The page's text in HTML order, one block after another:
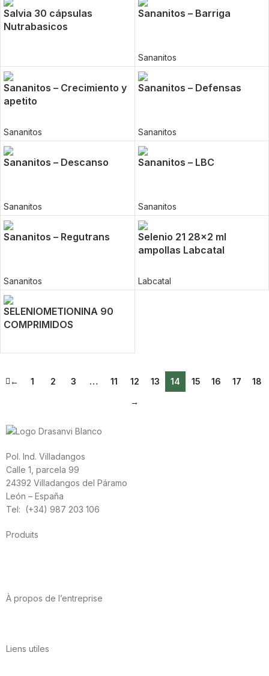
Salvia 30 cápsulas
Nutrabasicos
Sananitos – Barriga
Sananitos
Sananitos – Crecimiento y
apetito
Sananitos
Sananitos – Defensas
Sananitos
Sananitos – Descanso
Sananitos
Sananitos – LBC
Sananitos
Sananitos – Regutrans
Sananitos
Selenio 21 28×2 ml
ampollas Labcatal
Labcatal
SELENIOMETIONINA 90
COMPRIMIDOS
← 1 2 3 … 11 12 13 14 15 16 17
18
→
Pol. Ind. Villadangos
Calle 1, parcela 99
24392 Villadangos del Páramo
León – España
Tel: (+34) 987 203 106
Produits
À propos de l’entreprise
Liens utiles